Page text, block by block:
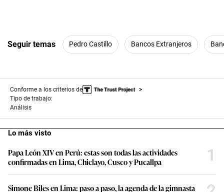
Seguir temas Pedro Castillo Bancos Extranjeros
Conforme a los criterios de
Tipo de trabajo:
Análisis
Lo más visto
Papa León XIV en Perú: estas son todas las actividades
confirmadas en Lima, Chiclayo, Cusco y Pucallpa
1
Simone Biles en Lima: paso a paso, la agenda de la gimnasta